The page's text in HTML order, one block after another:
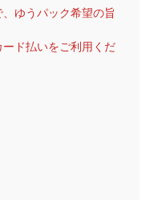
ゆうパック希望の旨
ド払いをご利用くだ